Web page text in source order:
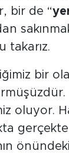
bir de “
takarız.
bir
oluyor.